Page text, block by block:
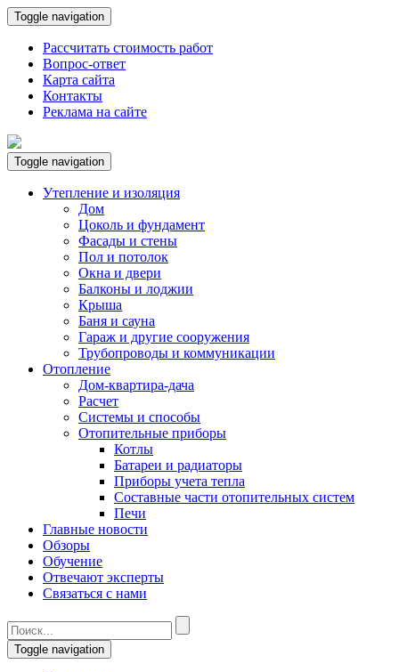
Toggle navigation
Рассчитать стоимость работ
Вопрос-ответ
Карта сайта
Контакты
Реклама на сайте
Toggle navigation
Утепление и изоляция
Дом
Цоколь и фундамент
Фасады и стены
Пол и потолок
Окна и двери
Балконы и лоджии
Крыша
Баня и сауна
Гараж и другие сооружения
Трубопроводы и коммуникации
Отопление
Дом-квартира-дача
Расчет
Системы и способы
Отопительные приборы
Котлы
Батареи и радиаторы
Приборы учета тепла
Составные части отопительных систем
Печи
Главные новости
Обзоры
Обучение
Отвечают эксперты
Связаться с нами
Toggle navigation